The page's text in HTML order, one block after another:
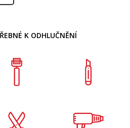
K ODHLUČNĚNÍ